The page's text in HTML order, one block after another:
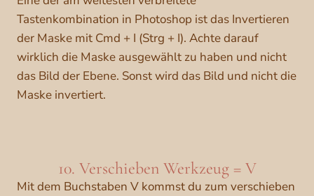
Tastenkombination in Photoshop ist das Invertieren
der Maske mit Cmd + I (Strg + I). Achte darauf
wirklich die Maske ausgewählt zu haben und nicht
das Bild der Ebene. Sonst wird das Bild und nicht die
Maske invertiert.
10. Verschieben Werkzeug = V
Mit dem Buchstaben V kommst du zum verschieben